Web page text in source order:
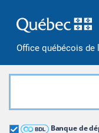
Office québécois de
Banque de
Grand